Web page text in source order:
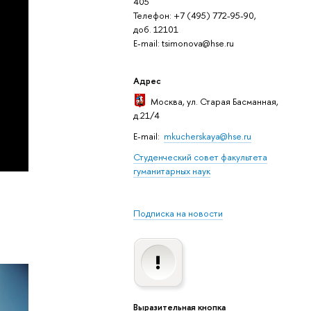
Телефон: +7 (495) 772-95-90,
доб. 12101
E-mail: tsimonova@hse.ru
Адрес
Москва, ул. Старая Басманная,
д.21/4
E-mail: mkucherskaya@hse.ru
Студенческий совет факультета
гуманитарных наук
Подписка на новости
Выразительная кнопка